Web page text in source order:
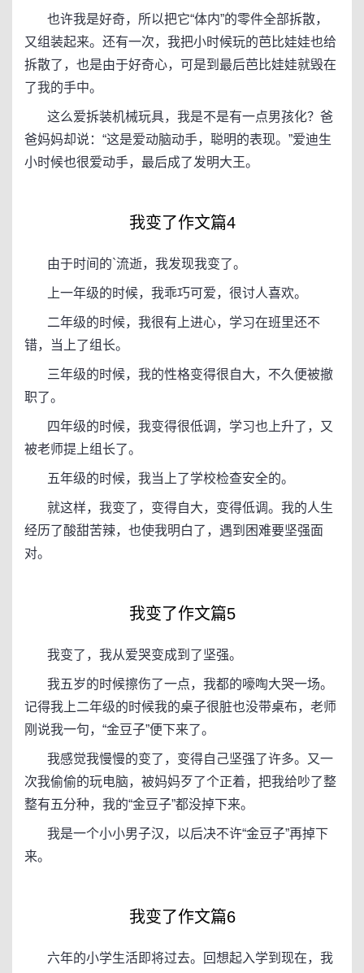
也许我是好奇，所以把它“体内”的零件全部拆散，
又组装起来。还有一次，我把小时候玩的芭比娃娃也给
拆散了，也是由于好奇心，可是到最后芭比娃娃就毁在
了我的手中。
这么爱拆装机械玩具，我是不是有一点男孩化？爸
爸妈妈却说：“这是爱动脑动手，聪明的表现。”爱迪生
小时候也很爱动手，最后成了发明大王。
我变了作文篇4
由于时间的`流逝，我发现我变了。
上一年级的时候，我乖巧可爱，很讨人喜欢。
二年级的时候，我很有上进心，学习在班里还不
错，当上了组长。
三年级的时候，我的性格变得很自大，不久便被撤
职了。
四年级的时候，我变得很低调，学习也上升了，又
被老师提上组长了。
五年级的时候，我当上了学校检查安全的。
就这样，我变了，变得自大，变得低调。我的人生
经历了酸甜苦辣，也使我明白了，遇到困难要坚强面
对。
我变了作文篇5
我变了，我从爱哭变成到了坚强。
我五岁的时候擦伤了一点，我都的嚎啕大哭一场。
记得我上二年级的时候我的桌子很脏也没带桌布，老师
刚说我一句，“金豆子”便下来了。
我感觉我慢慢的变了，变得自己坚强了许多。又一
次我偷偷的玩电脑，被妈妈歹了个正着，把我给吵了整
整有五分种，我的“金豆子”都没掉下来。
我是一个小小男子汉，以后决不许“金豆子”再掉下
来。
我变了作文篇6
六年的小学生活即将过去。回想起入学到现在，我